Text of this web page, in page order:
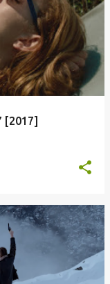
[2017]